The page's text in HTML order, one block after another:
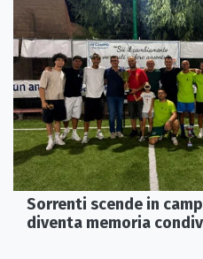
Sorrenti scende in
diventa memoria